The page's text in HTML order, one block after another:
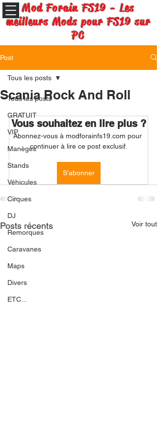
Mod Forain FS19 - Les
meilleurs Mods pour FS19 sur
PC
Post
Tous les posts
GRATUIT
VIP
Manèges
Stands
Véhicules
Cirques
DJ
Remorques
Caravanes
Maps
Divers
ETC...
Tous les posts
Scania Rock And Roll
Vous souhaitez en lire plus ?
Abonnez-vous à modforainfs19.com pour
continuer à lire ce post exclusif.
S'abonner
Posts récents Voir tout